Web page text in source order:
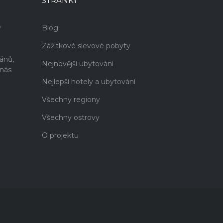
Blog
Zážitkové slevové pobyty
Nejnovější ubytování
Nejlepší hotely a ubytování
Všechny regiony
Všechny ostrovy
O projektu